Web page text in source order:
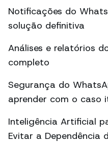
Notificações do
solução definitiva
Análises e relatórios
completo
Segurança do
aprender com o caso
Inteligência Artificial
Evitar a Dependência